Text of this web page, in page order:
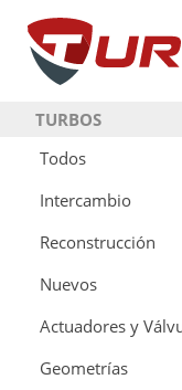
TURBOS
Todos
Intercambio
Reconstrucción
Nuevos
Actuadores y
Geometrías